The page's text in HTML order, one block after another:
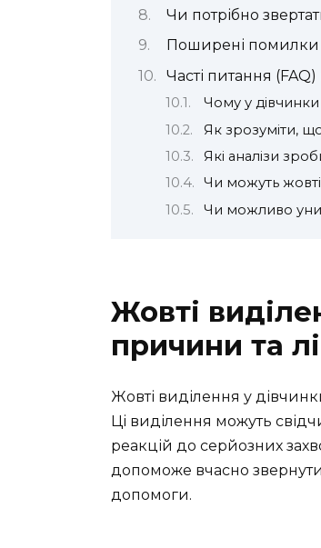
Чи потрібно
Поширені помилки
Часті питання
Чому у дівчинки
Як зрозуміти,
Які аналізи
Чи можуть
Чи можливо
Жовті
причини та
Жовті виділення у
Ці виділення можуть
реакцій до серйозних
допоможе вчасно
допомоги.